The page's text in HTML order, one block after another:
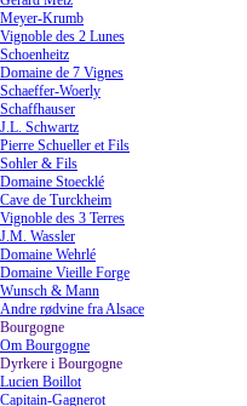
Meyer-Krumb
Vignoble des 2 Lunes
Schoenheitz
Domaine de 7 Vignes
Schaeffer-Woerly
Schaffhauser
J.L. Schwartz
Pierre Schueller et Fils
Sohler & Fils
Domaine Stoecklé
Cave de Turckheim
Vignoble des 3 Terres
J.M. Wassler
Domaine Wehrlé
Domaine Vieille Forge
Wunsch & Mann
Andre rødvine fra Alsace
Bourgogne
Om Bourgogne
Dyrkere i Bourgogne
Lucien Boillot
Capitain-Gagnerot